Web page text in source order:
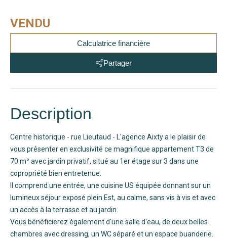
VENDU
Calculatrice financière
Partager
Description
Centre historique - rue Lieutaud - L'agence Aixty a le plaisir de
vous présenter en exclusivité ce magnifique appartement T3 de
70 m² avec jardin privatif, situé au 1er étage sur 3 dans une
copropriété bien entretenue.
Il comprend une entrée, une cuisine US équipée donnant sur un
lumineux séjour exposé plein Est, au calme, sans vis à vis et avec
un accès à la terrasse et au jardin.
Vous bénéficierez également d'une salle d'eau, de deux belles
chambres avec dressing, un WC séparé et un espace buanderie.